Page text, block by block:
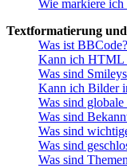
Wie markiere ich
Textformatierung
Was ist BBCode?
Kann ich HTML
Was sind
Kann ich Bilder
Was sind
Was sind
Was sind
Was sind
Was sind